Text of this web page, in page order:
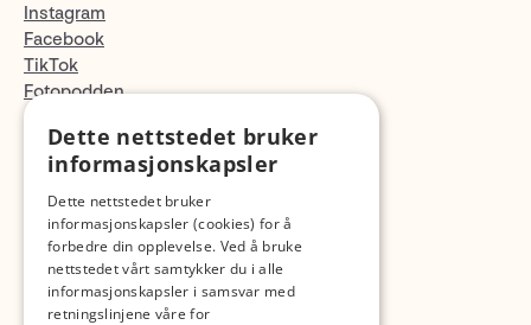
Instagram
Facebook
TikTok
Fotopodden
Med forbehold om skrive- og lagerfeil
Dette nettstedet bruker
informasjonskapsler
Dette nettstedet bruker
informasjonskapsler (cookies) for å
forbedre din opplevelse. Ved å bruke
nettstedet vårt samtykker du i alle
informasjonskapsler i samsvar med
retningslinjene våre for